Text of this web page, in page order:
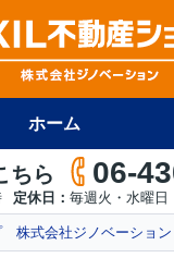
ホーム
ちら 06-
定休日： 毎週火・水曜日
株式会社ジノベーション